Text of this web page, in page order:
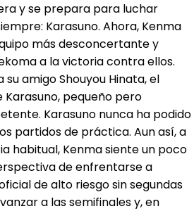
y se prepara para luchar
Karasuno. Ahora, Kenma
más desconcertante y
a la victoria contra ellos.
amigo Shouyou Hinata, el
pequeño pero
Karasuno nunca ha podido
partidos de práctica. Aun así, a
habitual, Kenma siente un poco
de enfrentarse a
de alto riesgo sin segundas
a las semifinales y, en